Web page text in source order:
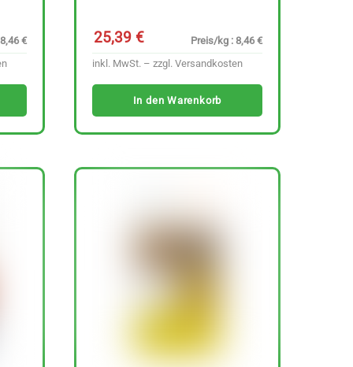
€
25,39€
Preis/kg : 8,46 €
inkl. MwSt. – zzgl. Versandkosten
In den Warenkorb